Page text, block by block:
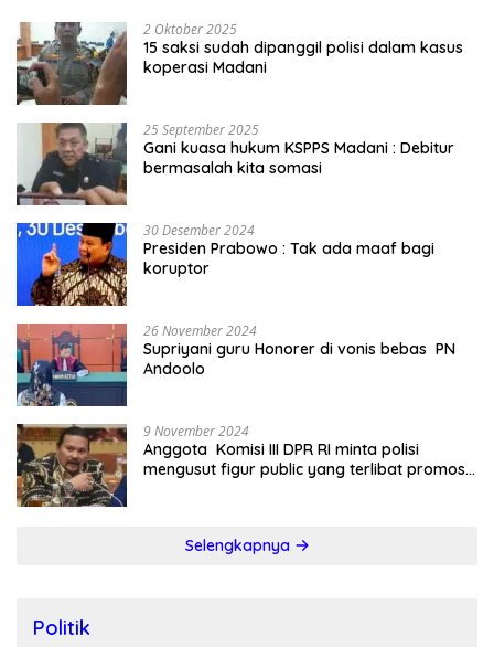
2 Oktober 2025
15 saksi sudah dipanggil polisi dalam kasus
koperasi Madani
25 September 2025
Gani kuasa hukum KSPPS Madani : Debitur
bermasalah kita somasi
30 Desember 2024
Presiden Prabowo : Tak ada maaf bagi
koruptor
26 November 2024
Supriyani guru Honorer di vonis bebas PN
Andoolo
9 November 2024
Anggota Komisi III DPR RI minta polisi
mengusut figur public yang terlibat promosi
Selengkapnya
Politik